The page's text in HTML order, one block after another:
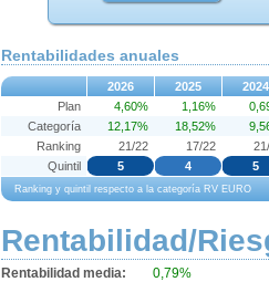
Rentabilidades anuales
2026 2025 2024
Ranking y quintil respecto a la categoría RV EURO
Plan 4,60% 1,16%
Categoría
12,17% 18,52%
Ranking
21/22 17/22
Quintil
5 4 5
Rentabilidad/
Rentabilidad media:
0,79%